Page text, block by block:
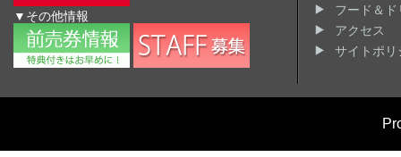
▼その他情報
フード＆ド
アクセス
サイトポリ